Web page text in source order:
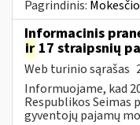
Pagrindinis:
Informacinis
ir 17 straipsnių
Web turinio sąrašas
Informuojame, kad
Respublikos Seimas
gyventojų pajamų